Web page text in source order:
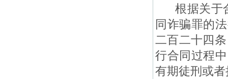
根据关于合
同诈骗罪的
二百二十四
行合同过程
有期徒刑或